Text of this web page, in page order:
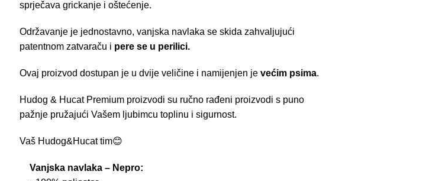
sprječava grickanje i oštećenje.
Održavanje je jednostavno, vanjska navlaka se skida zahvaljujući
patentnom zatvaraču i pere se u perilici.
Ovaj proizvod dostupan je u dvije veličine i namijenjen je većim psima.
Hudog & Hucat Premium proizvodi su ručno rađeni proizvodi s puno
pažnje pružajući Vašem ljubimcu toplinu i sigurnost.
Vaš Hudog&Hucat tim😊
Vanjska navlaka – Nepro: